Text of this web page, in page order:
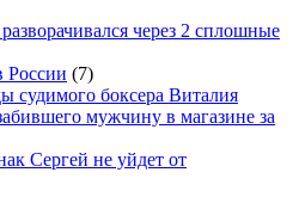
через 2 сплошные
России (7)
судимого боксера Виталия
мужчину в магазине за
Сергей не уйдет от